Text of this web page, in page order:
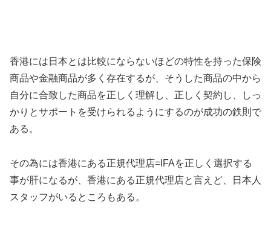
香港には日本とは比較にならないほどの特性を持った保険
商品や金融商品が多く存在するが、そうした商品の中から
自分に合致した商品を正しく理解し、正しく契約し、しっ
かりとサポートを受けられるようにするのが成功の鉄則で
ある。
その為には香港にある正規代理店=IFAを正しく選択する
事が肝になるが、香港にある正規代理店と言えど、日本人
スタッフがいるところもある。